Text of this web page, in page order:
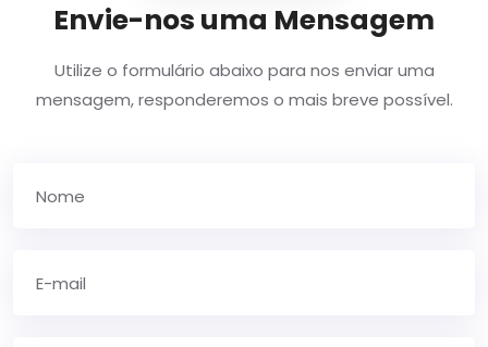
Envie-nos uma Mensagem
Utilize o formulário abaixo para nos enviar uma
mensagem, responderemos o mais breve possível.